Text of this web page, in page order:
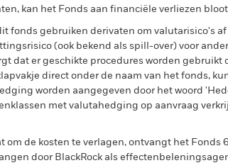
kan het Fonds aan financiële verliezen
fonds gebruiken derivaten om valutarisico's
(ook bekend als spill-over) voor
dat er geschikte procedures worden gebruikt
direct onder de naam van het fonds,
worden aangegeven door het woord
met valutahedging op aanvraag
om de kosten te verlagen, ontvangt het Fonds
door BlackRock als